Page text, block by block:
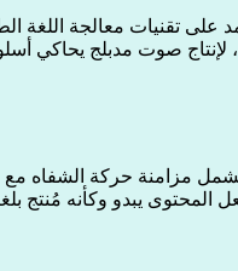
على تقنيات معالجة اللغة
لإنتاج صوت مدبلج يحاكي
مزامنة حركة الشفاه مع
يبدو وكأنه مُنتج